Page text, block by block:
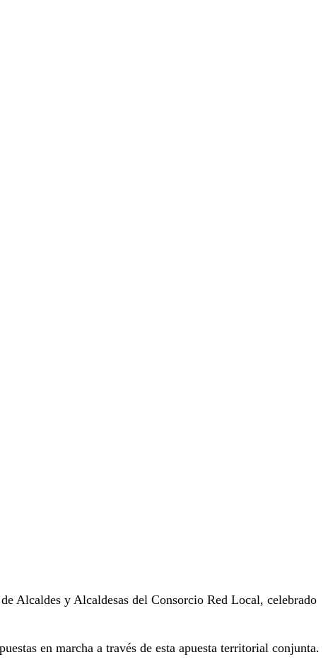
Alcaldes y Alcaldesas del Consorcio Red Local, celebrado
en marcha a través de esta apuesta territorial conjunta.